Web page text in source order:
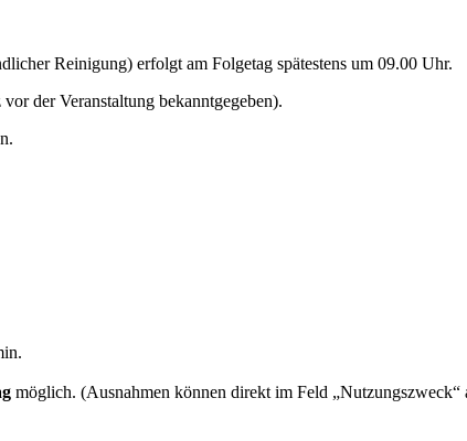
Reinigung) erfolgt am Folgetag spätestens um 09.00 Uhr.
der Veranstaltung bekanntgegeben).
möglich. (Ausnahmen können direkt im Feld „Nutzungszweck“